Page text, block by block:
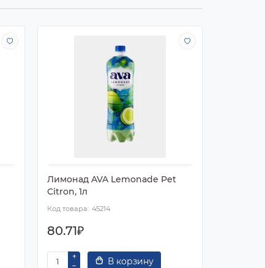
Лимонад AVA Lemonade Pet
Citron, 1л
45214
80.71₽
В корзину